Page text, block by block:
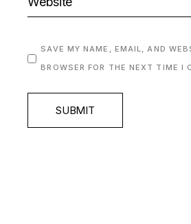
SAVE MY NAME, EMAIL, AND
BROWSER FOR THE NEXT TIME I
SUBMIT